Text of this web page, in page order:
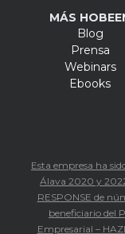
MÁS
Blog
Prensa
Webinars
Ebooks
Esta empresa ha
Álava 2020 y
RESPONSE de
beneficiario del
Empresarial –